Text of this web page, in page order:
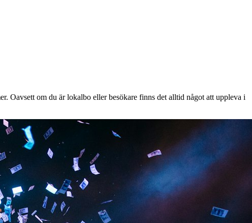
Oavsett om du är lokalbo eller besökare finns det alltid något att uppleva i